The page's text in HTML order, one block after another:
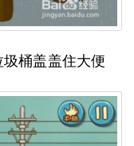
桶盖盖住大便